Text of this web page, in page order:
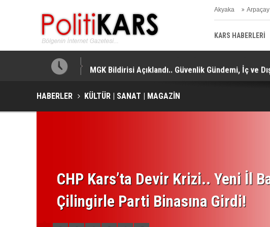
Akyaka Arpaçay
KARS HABERLERİ
EKONOMİ |
MGK Bildirisi Açıklandı.. Güvenlik Gündemi, İç ve
HABERLER KÜLTÜR | SANAT | MAGAZİN
CHP Kars’ta Devir Krizi.. Yeni İl
Çilingirle Parti Binasına Girdi!